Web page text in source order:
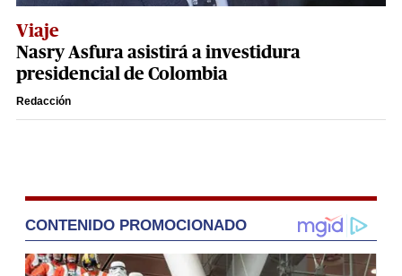
Viaje
Nasry Asfura asistirá a investidura
presidencial de Colombia
Redacción
CONTENIDO PROMOCIONADO